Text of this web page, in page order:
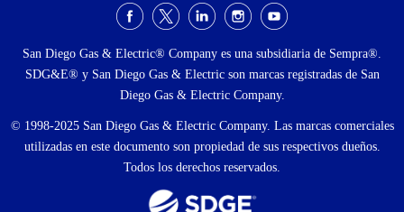
social
San Diego Gas & Electric® Company es una subsidiaria de Sempra®.
SDG&E® y San Diego Gas & Electric son marcas registradas de San
Diego Gas & Electric Company.
© 1998-2025 San Diego Gas & Electric Company. Las marcas comerciales
utilizadas en este documento son propiedad de sus respectivos dueños.
Todos los derechos reservados.